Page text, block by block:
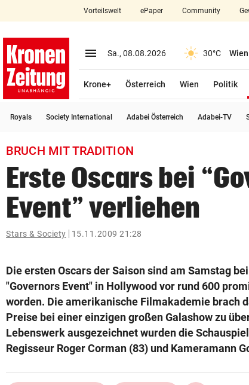
closeSchließen
account_circle Anmelden
arrow_right
bookmark
search
Suchbegriff
eingeben
Muthgasse 2, 1190 Wien
Vorteilswelt ePaper Community
menu Menü aufklappen
Sa., 08.08.2026 30°C Wien
Krone+ Österreich Wien Politik
Royals Society International Adabei Österreich Adabei-TV
BRUCH MIT TRADITION
Erste Oscars bei
Event” verliehen
Stars & Society 15.11.2009 21:28
Die ersten Oscars der Saison sind am Samstag
"Governors Event" in Hollywood vor rund 600
worden. Die amerikanische Filmakademie brach
Preise bei einer einzigen großen Galashow zu
Lebenswerk ausgezeichnet wurden die
Regisseur Roger Corman (83) und Kameramann